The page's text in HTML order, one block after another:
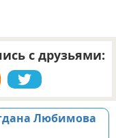
с друзьями:
Любимова